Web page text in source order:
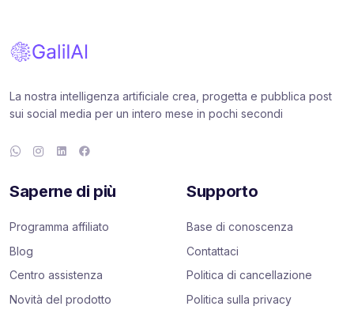
La nostra intelligenza artificiale crea, progetta e pubblica post
sui social media per un intero mese in pochi secondi
Saperne di più
Programma affiliato
Blog
Centro assistenza
Novità del prodotto
Supporto
Base di conoscenza
Contattaci
Politica di cancellazione
Politica sulla privacy